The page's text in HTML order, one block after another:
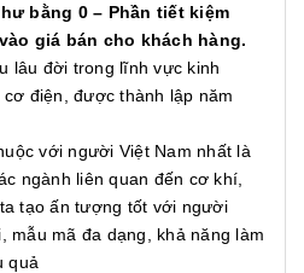
bằng 0 – Phần tiết kiệm
giá bán cho khách hàng.
lâu đời trong lĩnh vực kinh
điện, được thành lập năm
với người Việt Nam nhất là
ngành liên quan đến cơ khí,
tạo ấn tượng tốt với người
mẫu mã đa dạng, khả năng làm
quả